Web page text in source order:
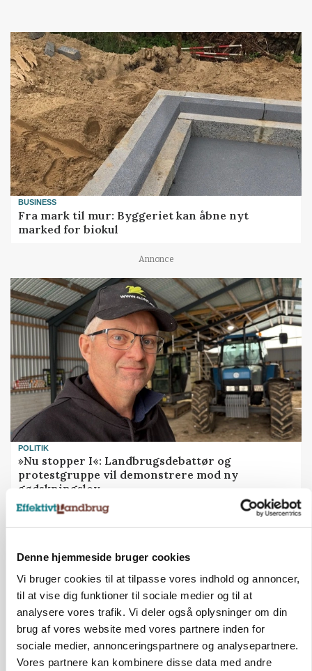
Denne hjemmeside bruger cookies
Vi bruger cookies til at tilpasse vores indhold og annoncer,
til at vise dig funktioner til sociale medier og til at
analysere vores trafik. Vi deler også oplysninger om din
brug af vores website med vores partnere inden for
sociale medier, annonceringspartnere og analysepartnere.
Vores partnere kan kombinere disse data med andre
BUSINESS
Fra mark til mur: Byggeriet kan åbne nyt
marked for biokul
Annonce
POLITIK
»Nu stopper I«: Landbrugsdebattør og
protestgruppe vil demonstrere mod ny
gødskningslov
Snart kan man søge tilskud til naturprojekter
Annonce
Loading...